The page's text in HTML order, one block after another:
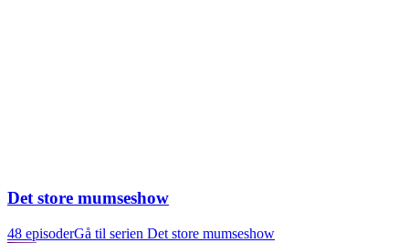
Det store mumseshow
48 episoderGå til serien Det store mumseshow